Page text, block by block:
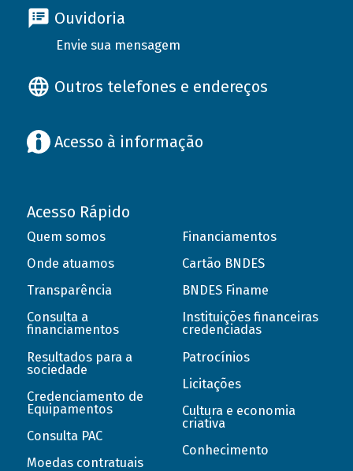
Ouvidoria
Envie sua mensagem
Outros telefones e endereços
Acesso à informação
Acesso Rápido
Quem somos
Onde atuamos
Transparência
Consulta a
financiamentos
Resultados para a
sociedade
Credenciamento de
Equipamentos
Consulta PAC
Moedas contratuais
Financiamentos
Cartão BNDES
BNDES Finame
Instituições financeiras
credenciadas
Patrocínios
Licitações
Cultura e economia
criativa
Conhecimento